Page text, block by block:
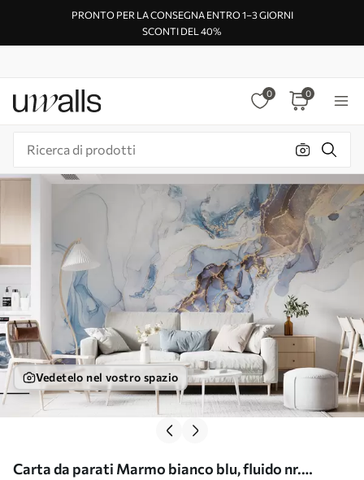
PRONTO PER LA CONSEGNA ENTRO 1–3 GIORNI
SCONTI DEL 40%
0 0
Vedetelo nel vostro spazio
Carta da parati Marmo bianco blu, fluido nr.